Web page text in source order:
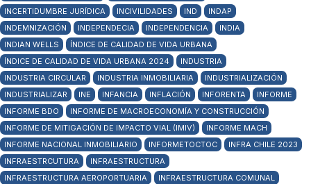
INCERTIDUMBRE JURÍDICA
INCIVILIDADES IND
INDAP
INDEMNIZACIÓN
INDEPENDECIA INDEPENDENCIA
INDIA
INDIAN WELLS
ÍNDICE DE CALIDAD DE VIDA URBANA
ÍNDICE DE CALIDAD DE VIDA URBANA 2024
INDUSTRIA
INDUSTRIA CIRCULAR
INDUSTRIA INMOBILIARIA
INDUSTRIALIZACIÓN
INDUSTRIALIZAR
INE INFANCIA INFLACIÓN INFORENTA
INFORME
INFORME BDO
INFORME DE MACROECONOMÍA Y CONSTRUCCIÓN
INFORME DE MITIGACIÓN DE IMPACTO VIAL (IMIV)
INFORME MACH
INFORME NACIONAL INMOBILIARIO
INFORMETOCTOC
INFRA CHILE 2023
INFRAESTRCUTURA
INFRAESTRUCTURA
INFRAESTRUCTURA AEROPORTUARIA
INFRAESTRUCTURA COMUNAL